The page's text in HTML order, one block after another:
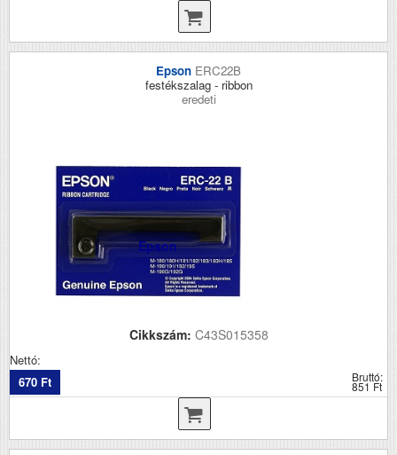
Epson ERC22B
festékszalag - ribbon
eredeti
Epson
Cikkszám: C43S015358
Nettó:
670 Ft
Bruttó:
851 Ft